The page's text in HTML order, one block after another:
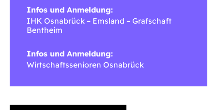
Infos und Anmeldung:
IHK Osnabrück – Emsland – Grafschaft
Bentheim
Infos und Anmeldung:
Wirtschaftssenioren Osnabrück